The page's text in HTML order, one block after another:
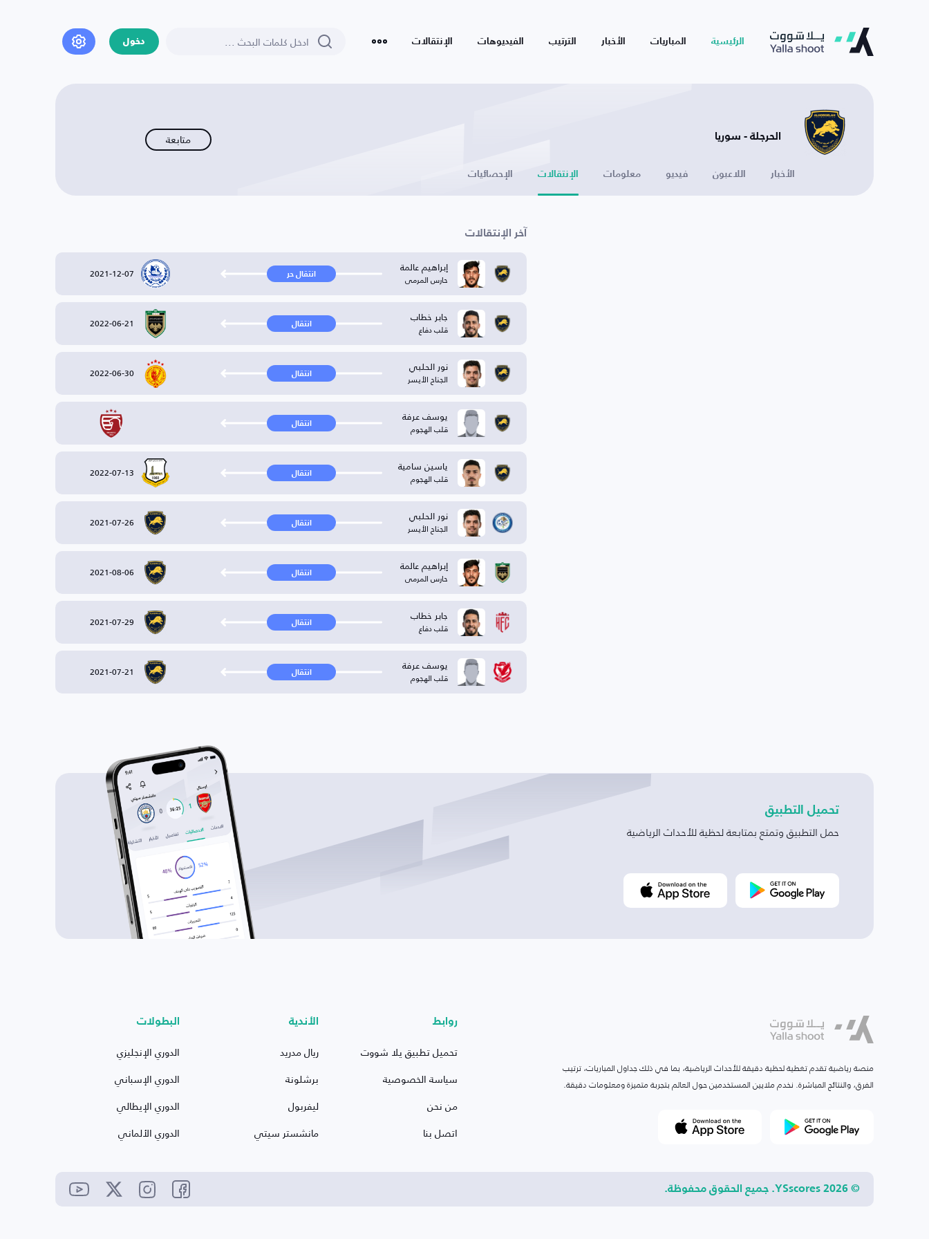
الرئيسية المباريات الأخبار الترتيب الفيديوهات الإنتقالات دخول
الحرجلة - سوريا متابعة
الأخبار اللاعبون فيديو معلومات الإنتقالات الإحصائيات
آخر الإنتقالات
إبراهيم عالمة
حارس المرمى انتقال حر 2021-12-07
جابر خطاب
قلب دفاع انتقال 2022-06-21
نور الحلبي
الجناح الأيسر انتقال 2022-06-30
يوسف عرفة
قلب الهجوم انتقال
ياسين سامية
قلب الهجوم انتقال 2022-07-13
نور الحلبي
الجناح الأيسر انتقال 2021-07-26
إبراهيم عالمة
حارس المرمى انتقال 2021-08-06
جابر خطاب
قلب دفاع انتقال 2021-07-29
يوسف عرفة
قلب الهجوم انتقال 2021-07-21
تحميل التطبيق
حمل التطبيق وتمتع بمتابعة لحظية للأحداث الرياضية
منصة رياضية تقدم تغطية لحظية دقيقة للأحداث الرياضية، بما في ذلك جداول المباريات، ترتيب
الفرق، والنتائج المباشرة. نخدم ملايين المستخدمين حول العالم بتجربة متميزة ومعلومات دقيقة.
روابط
تحميل تطبيق يلا شووت
سياسة الخصوصية
من نحن
اتصل بنا
الأندية
ريال مدريد
برشلونة
ليفربول
مانشستر سيتي
البطولات
الدوري الإنجليزي
الدوري الإسباني
الدوري الإيطالي
الدوري الألماني
© 2026 YSscores. جميع الحقوق محفوظة.